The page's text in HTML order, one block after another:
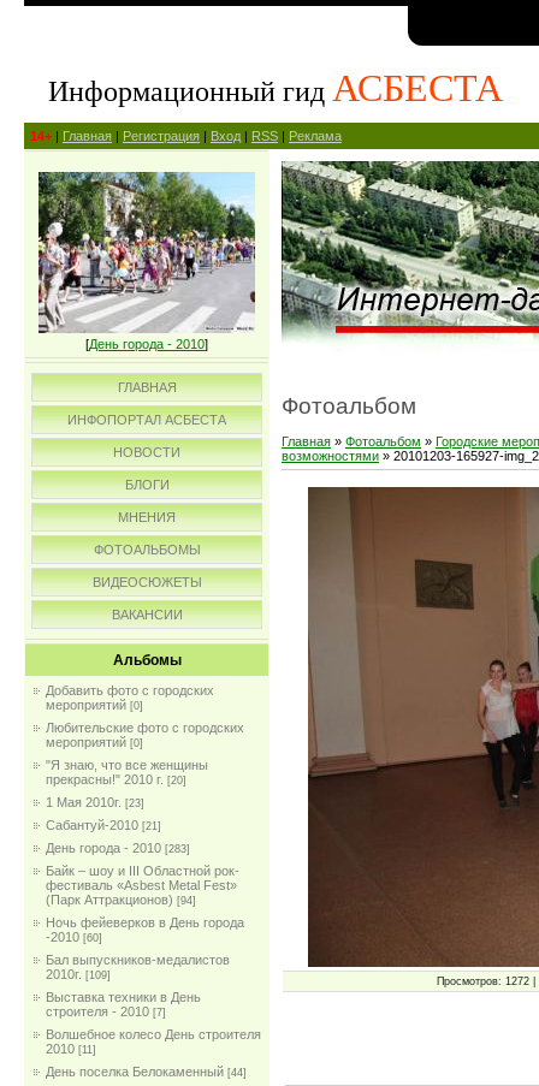
Информационный гид АСБЕСТА
14+ | Главная | Регистрация | Вход | RSS | Реклама
[День города - 2010]
ГЛАВНАЯ
ИНФОПОРТАЛ АСБЕСТА
НОВОСТИ
БЛОГИ
МНЕНИЯ
ФОТОАЛЬБОМЫ
ВИДЕОСЮЖЕТЫ
ВАКАНСИИ
Альбомы
Добавить фото с городских
мероприятий [0]
Любительские фото с городских
мероприятий [0]
"Я знаю, что все женщины
прекрасны!" 2010 г. [20]
1 Мая 2010г. [23]
Сабантуй-2010 [21]
День города - 2010 [283]
Байк – шоу и III Областной рок-
фестиваль «Asbest Metal Fest»
(Парк Аттракционов) [94]
Ночь фейеверков в День города
-2010 [60]
Бал выпускников-медалистов
2010г. [109]
Выставка техники в День
строителя - 2010 [7]
Волшебное колесо День строителя
2010 [11]
День поселка Белокаменный [44]
Фотоальбом
Главная » Фотоальбом » Городские
возможностями » 20101203-165927-
Просмотров: 1272